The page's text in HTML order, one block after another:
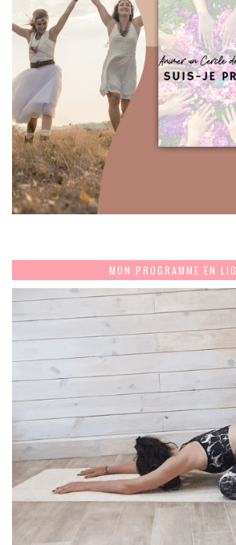
MON PROGRAMME EN